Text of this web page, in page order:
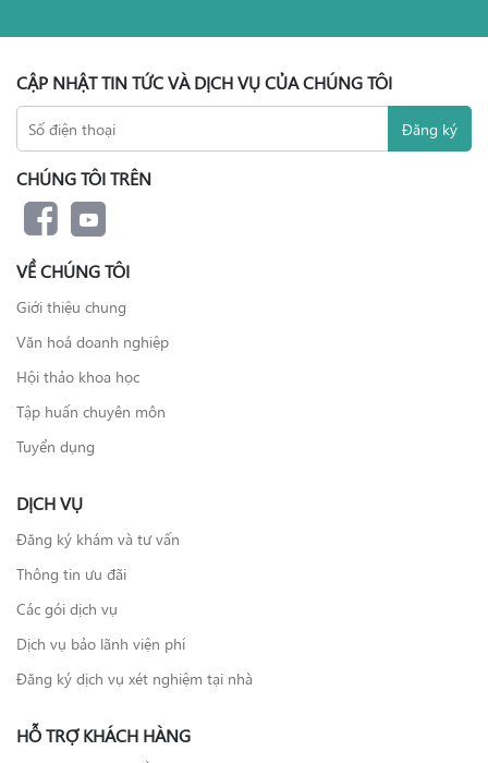
CẬP NHẬT TIN TỨC VÀ DỊCH VỤ CỦA CHÚNG TÔI
CHÚNG TÔI TRÊN
VỀ CHÚNG TÔI
Giới thiệu chung
Văn hoá doanh nghiệp
Hội thảo khoa học
Tập huấn chuyên môn
Tuyển dụng
DỊCH VỤ
Đăng ký khám và tư vấn
Thông tin ưu đãi
Các gói dịch vụ
Dịch vụ bảo lãnh viện phí
Đăng ký dịch vụ xét nghiệm tại nhà
HỖ TRỢ KHÁCH HÀNG